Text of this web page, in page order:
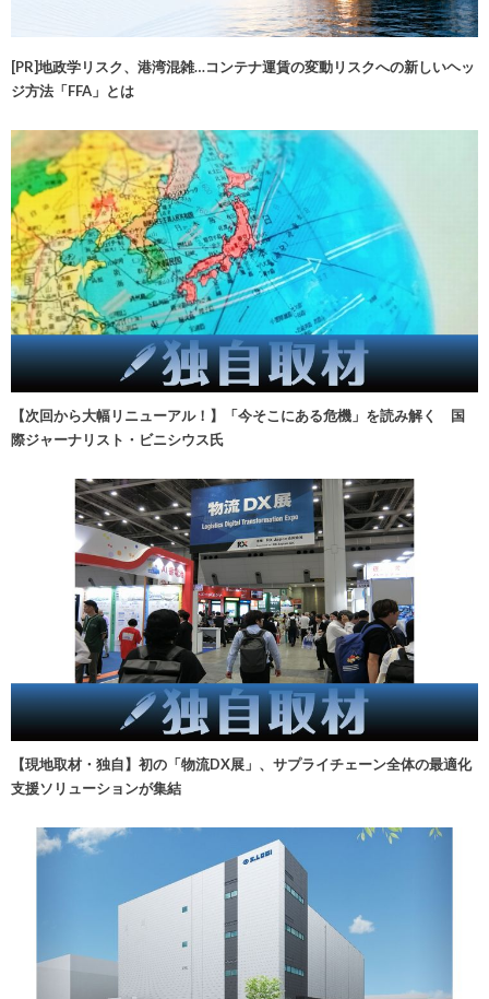
[PR]地政学リスク、港湾混雑…コンテナ運賃の変動リスクへの新しいヘッ
ジ方法「FFA」とは
【次回から大幅リニューアル！】「今そこにある危機」を読み解く 国
際ジャーナリスト・ビニシウス氏
【現地取材・独自】初の「物流DX展」、サプライチェーン全体の最適化
支援ソリューションが集結